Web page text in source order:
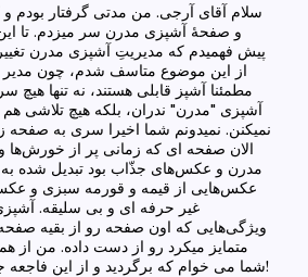
سلام آقای آرجی. من مدتی گرفتار بودم و
و صفحهٔ آشپزی مدرن سر میزدم. تا
پیش فهمیدم که مدیریتِ آشپزی مدرن
از این موضوع متاسف شدم، چون مدیر
مطمئنا آشپز قابلی هستند، نه تنها هیچ
آشپزی "مدرن" ندران، بلکه هیچ تلاشی هم
نمیکنن. نمیدونم شما اخیرا سری به صفحه
الان صفحه ای که زمانی‌ پر از خورش‌ها
مدرن و عکس‌های جذّاب بود تبدیل شده
عکس‌هایی از قیمه و قورمه سبزی و
غیر حرفه ای و بی سلیقه.
ویژگی‌هایی که اون صفحه رو از بقیه
متمایز میکرد رو از دست داده. من از
شما می خوام که برگردید و از این فاجعه جلوگیری کنید!